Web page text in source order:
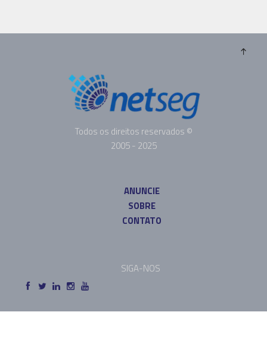
Todos os direitos reservados ©
2005 - 2025
ANUNCIE
SOBRE
CONTATO
SIGA-NOS